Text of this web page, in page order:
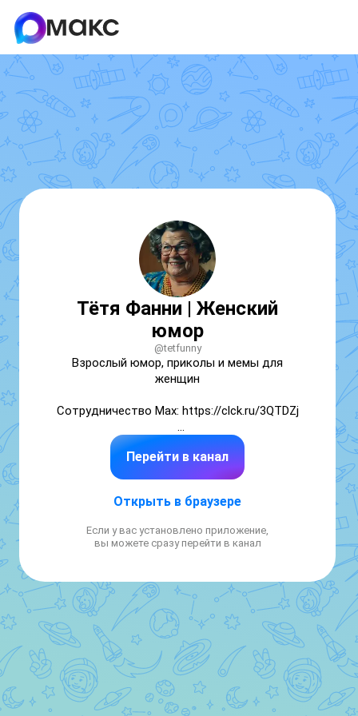
Тётя Фанни | Женский
юмор
@tetfunny
Взрослый юмор, приколы и мемы для
женщин
Сотрудничество Мах: https://clck.ru/3QTDZj
Аналитика канала:
https://maxframe.ru/channel-
profile/68902791613107/
Реклама — https://pomogach.io/c/JcTqPDm
Реклама:
Реклама -
https://app.telepush.ru/max/tetfunny/ctHF
Менеджер: https://iimax.ru/diggsale
смешно, весело, видео, ржач, девушка,
семья, собака, кошка
Перейти в канал
Открыть в браузере
Если у вас установлено приложение,
вы можете сразу перейти в канал